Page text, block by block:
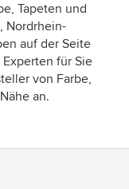
Tapeten und
Nordrhein-
auf der Seite
für Sie
von Farbe,
an.